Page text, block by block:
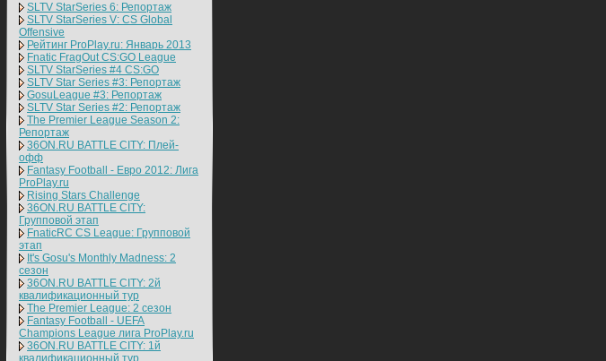
SLTV StarSeries 6: Репортаж
SLTV StarSeries V: CS Global
Offensive
Рейтинг ProPlay.ru: Январь 2013
Fnatic FragOut CS:GO League
SLTV StarSeries #4 CS:GO
SLTV Star Series #3: Репортаж
GosuLeague #3: Репортаж
SLTV Star Series #2: Репортаж
The Premier League Season 2:
Репортаж
36ON.RU BATTLE CITY: Плей-
офф
Fantasy Football - Евро 2012: Лига
ProPlay.ru
Rising Stars Challenge
36ON.RU BATTLE CITY:
Групповой этап
FnaticRC CS League: Групповой
этап
It's Gosu's Monthly Madness: 2
сезон
36ON.RU BATTLE CITY: 2й
квалификационный тур
The Premier League: 2 cезон
Fantasy Football - UEFA
Champions League лига ProPlay.ru
36ON.RU BATTLE CITY: 1й
квалификационный тур